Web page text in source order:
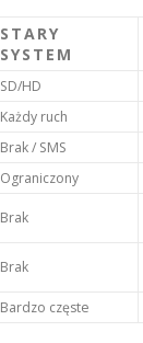
STARY
SYSTEM
SD/HD
Każdy ruch
Brak / SMS
Ograniczony
Brak
Brak
Bardzo częste